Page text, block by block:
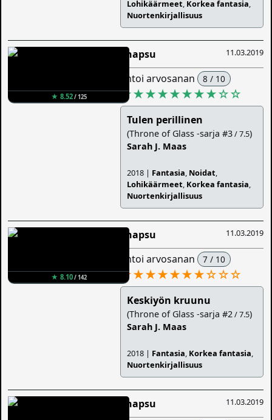
Lohikäärmeet, Korkea fantasia,
Nuortenkirjallisuus
★ 8.52/ 125
11.03.2019
Snapsu
antoi arvosanan 8 / 10
★★★★★★★★☆☆
Tulen perillinen
(Throne of Glass -sarja #3/ 7.5)
Sarah J. Maas
2018 | Fantasia, Noidat,
Lohikäärmeet, Korkea fantasia,
Nuortenkirjallisuus
★ 8.10/ 142
11.03.2019
Snapsu
antoi arvosanan 7 / 10
★★★★★★★☆☆☆
Keskiyön kruunu
(Throne of Glass -sarja #2 / 7.5)
Sarah J. Maas
2018 | Fantasia, Korkea fantasia,
Nuortenkirjallisuus
11.03.2019
Snapsu